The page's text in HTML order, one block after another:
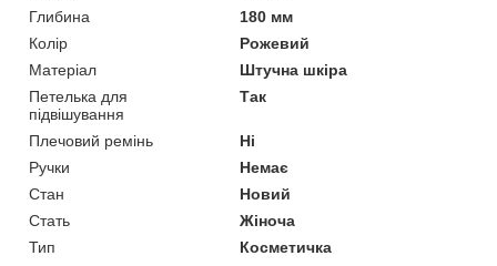
Глибина
180 мм
Колір
Рожевий
Матеріал
Штучна шкіра
Петелька для
підвішування
Так
Плечовий ремінь
Ні
Ручки
Немає
Стан
Новий
Стать
Жіноча
Тип
Косметичка